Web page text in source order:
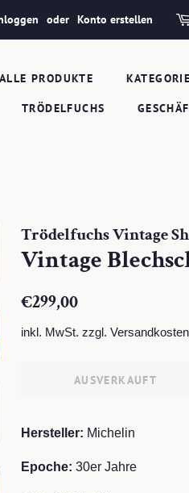
oder Konto erstellen
ALLE PRODUKTE
TRÖDELFUCHS
Trödelfuchs Vintage
Vintage
Normaler
€299,00
inkl. MwSt. zzgl. Versandkosten
AUSVERKAUFT
Hersteller: Michelin
Epoche: 30er Jahre